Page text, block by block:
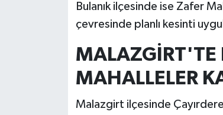
Bulanık ilçesinde ise Zafer
çevresinde planlı kesinti
MALAZGİRT'TE
MAHALLELER
Malazgirt ilçesinde